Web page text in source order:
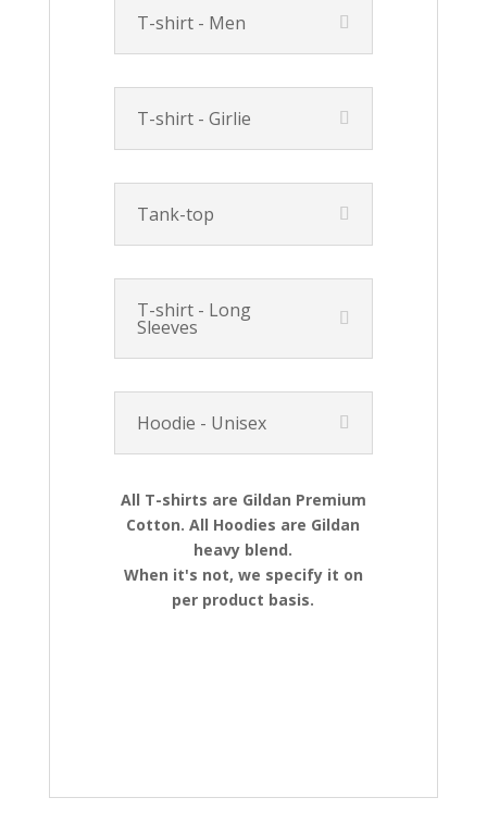
T-shirt - Men
T-shirt - Girlie
Tank-top
T-shirt - Long
Sleeves
Hoodie - Unisex
All T-shirts are Gildan Premium
Cotton. All Hoodies are Gildan
heavy blend.
When it's not, we specify it on
per product basis.